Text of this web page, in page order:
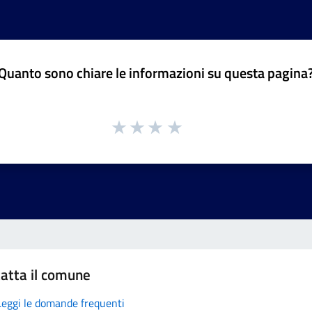
sono chiare le informazioni su questa
il comune
le domande frequenti